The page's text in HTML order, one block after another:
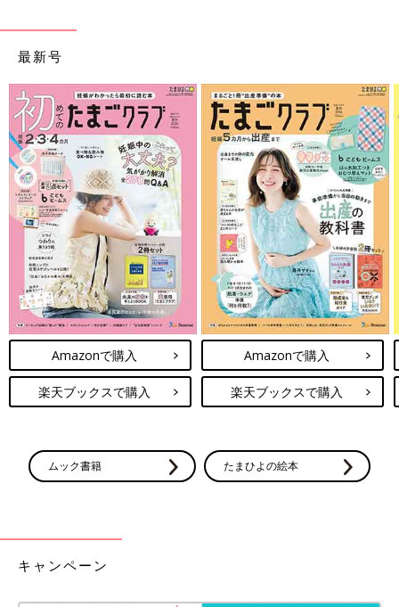
最新号
Amazonで購入
楽天ブックスで購入
Amazonで購入
楽天ブックスで購入
ムック書籍 たまひよの絵本
キャンペーン